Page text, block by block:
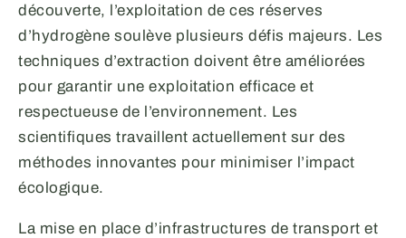
découverte, l’exploitation de ces réserves
d’hydrogène soulève plusieurs défis majeurs. Les
techniques d’extraction doivent être améliorées
pour garantir une exploitation efficace et
respectueuse de l’environnement. Les
scientifiques travaillent actuellement sur des
méthodes innovantes pour minimiser l’impact
écologique.
La mise en place d’infrastructures de transport et